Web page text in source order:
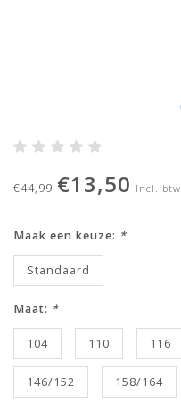
€44,99 €13,50 Incl. btw
Maak een keuze: *
Standaard
Maat: *
104 110 116
146/152 158/164